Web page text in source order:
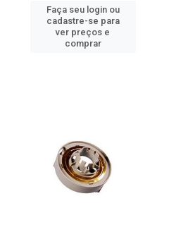
Faça seu login ou
cadastre-se para
ver preços e
comprar